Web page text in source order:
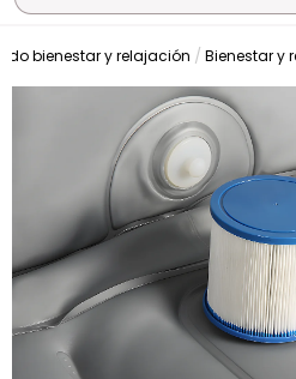
bienestar y relajación Bienestar y